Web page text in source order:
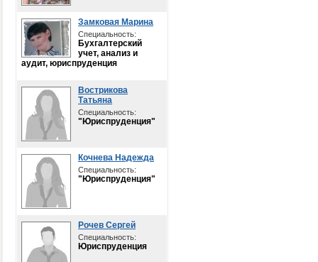
Замковая Марина
Специальность:
Бухгалтерский
учет, анализ и
аудит, юриспруденция
Вострикова
Татьяна
Специальность:
"Юриспруденция"
Кочнева Надежда
Специальность:
"Юриспруденция"
Рочев Сергей
Специальность:
Юриспруденция